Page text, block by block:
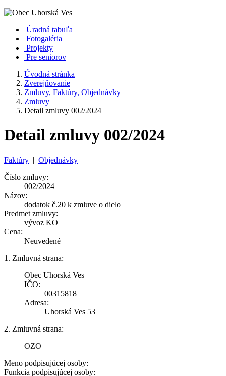
Úradná tabuľa
Fotogaléria
Projekty
Pre seniorov
Úvodná stránka
Zverejňovanie
Zmluvy, Faktúry, Objednávky
Zmluvy
Detail zmluvy 002/2024
Detail zmluvy 002/2024
Faktúry | Objednávky
Číslo zmluvy:
002/2024
Názov:
dodatok č.20 k zmluve o dielo
Predmet zmluvy:
vývoz KO
Cena:
Neuvedené
1. Zmluvná strana:
Obec Uhorská Ves
IČO:
00315818
Adresa:
Uhorská Ves 53
2. Zmluvná strana:
OZO
Meno podpisujúcej osoby:
Funkcia podpisujúcej osoby: